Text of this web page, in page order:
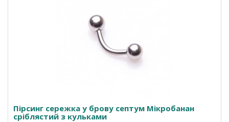
Пірсинг сережка у брову септум Мікробанан
сріблястий з кульками